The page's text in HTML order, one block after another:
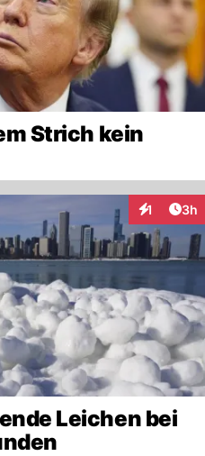
Strich kein
1 3h
Leichen bei